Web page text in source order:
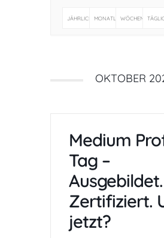
JÄHRLICH MONATLICHWÖCHENTLICH
OKTOBER
Medium
Tag –
Ausgebildet.
Zertifiziert.
jetzt?